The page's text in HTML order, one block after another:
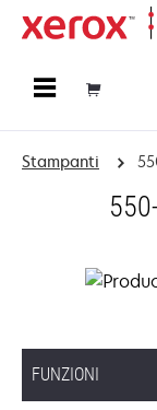
Stampanti
FUNZIONI